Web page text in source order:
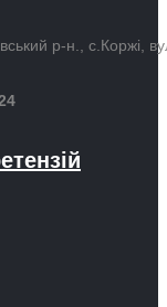
р-н., с.Коржі,